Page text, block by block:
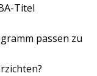
Titel
passen zu